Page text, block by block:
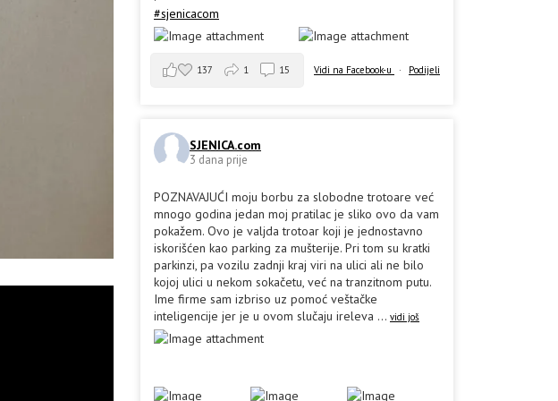
#sjenicacom
Vidi na Facebook-u · Podijeli
137 1 15
SJENICA.com
3 dana prije
POZNAVAJUĆI moju borbu za slobodne trotoare već
mnogo godina jedan moj pratilac je sliko ovo da vam
pokažem. Ovo je valjda trotoar koji je jednostavno
iskorišćen kao parking za mušterije. Pri tom su kratki
parkinzi, pa vozilu zadnji kraj viri na ulici ali ne bilo
kojoj ulici u nekom sokačetu, već na tranzitnom putu.
Ime firme sam izbriso uz pomoć veštačke
inteligencije jer je u ovom slučaju ireleva ... vidi još